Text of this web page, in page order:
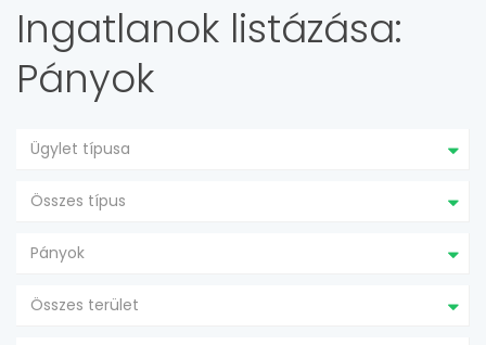
Ingatlanok listázása:
Pányok
Ügylet típusa
Összes típus
Pányok
Összes terület